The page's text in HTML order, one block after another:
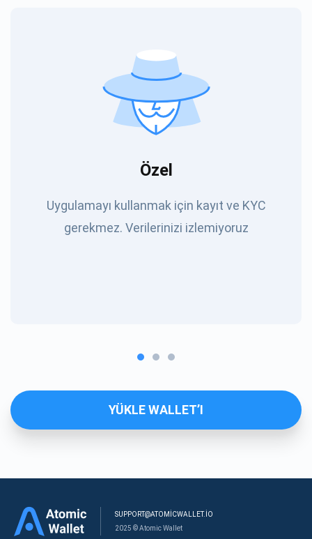
Özel
Uygulamayı kullanmak için kayıt ve KYC
gerekmez. Verilerinizi izlemiyoruz
YÜKLE WALLET’I
SUPPORT@ATOMICWALLET.IO
2025 © Atomic Wallet